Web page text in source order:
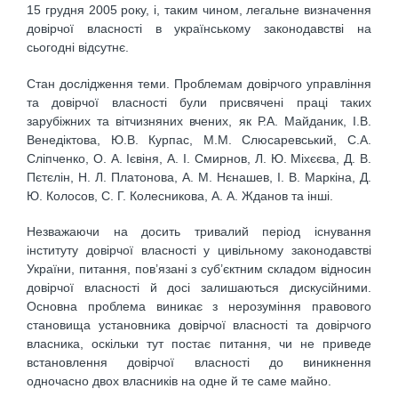
15 грудня 2005 року, і, таким чином, легальне визначення
довірчої власності в українському законодавстві на
сьогодні відсутнє.
Стан дослідження теми. Проблемам довірчого управління
та довірчої власності були присвячені праці таких
зарубіжних та вітчизняних вчених, як Р.А. Майданик, І.В.
Венедіктова, Ю.В. Курпас, М.М. Слюсаревський, С.А.
Сліпченко, О. А. Ієвіня, А. І. Смирнов, Л. Ю. Міхєєва, Д. В.
Пєтєлін, Н. Л. Платонова, А. М. Нєнашев, І. В. Маркіна, Д.
Ю. Колосов, С. Г. Колесникова, А. А. Жданов та інші.
Незважаючи на досить тривалий період існування
інституту довірчої власності у цивільному законодавстві
України, питання, пов’язані з суб’єктним складом відносин
довірчої власності й досі залишаються дискусійними.
Основна проблема виникає з нерозуміння правового
становища установника довірчої власності та довірчого
власника, оскільки тут постає питання, чи не приведе
встановлення довірчої власності до виникнення
одночасно двох власників на одне й те саме майно.